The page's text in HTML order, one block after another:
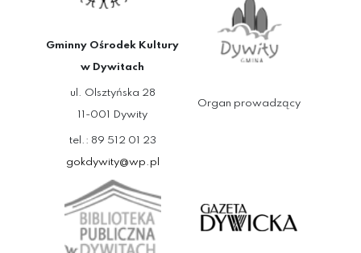
Gminny Ośrodek Kultury
w Dywitach
ul. Olsztyńska 28
11-001 Dywity
tel.: 89 512 01 23
gokdywity@wp.pl
Organ prowadzący